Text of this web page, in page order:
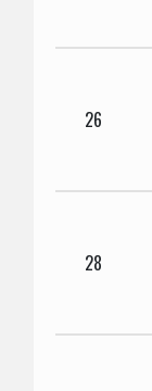
26
28